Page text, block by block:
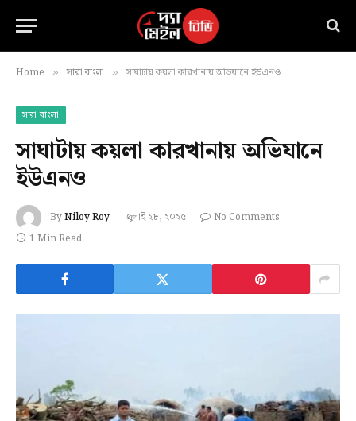
Home » সারা বাংলা » সাঘাটায় কয়লা কারখানায় অভিযানে ইউএনও
সারা বাংলা
সাঘাটায় কয়লা কারখানায় অভিযানে
ইউএনও
ByNiloy Roy জুলাই ২৮, ২০২৫
No Comments
1 Min Read